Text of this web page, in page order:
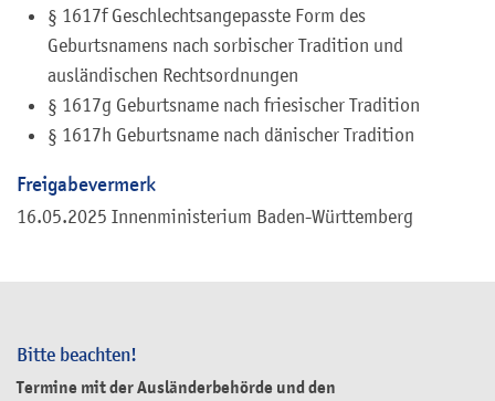
Bitte beachten!
Termine mit der Ausländerbehörde und den
§ 1617f Geschlechtsangepasste Form des
Geburtsnamens nach sorbischer Tradition und
ausländischen Rechtsordnungen
§ 1617g Geburtsname nach friesischer Tradition
§ 1617h Geburtsname nach dänischer Tradition
Freigabevermerk
16.05.2025 Innenministerium Baden-Württemberg